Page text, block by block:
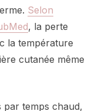
Selon
, la perte
la température
cutanée même
par temps chaud,